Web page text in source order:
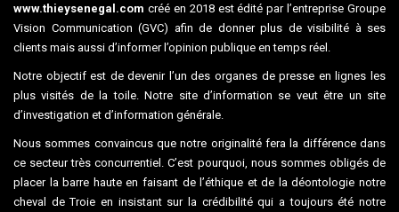
www.thieysenegal.com créé en 2018 est édité par l’entreprise Groupe
Vision Communication (GVC) afin de donner plus de visibilité à ses
clients mais aussi d’informer l’opinion publique en temps réel.
Notre objectif est de devenir l’un des organes de presse en lignes les
plus visités de la toile. Notre site d’information se veut être un site
d’investigation et d’information générale.
Nous sommes convaincus que notre originalité fera la différence dans
ce secteur très concurrentiel. C’est pourquoi, nous sommes obligés de
placer la barre haute en faisant de l’éthique et de la déontologie notre
cheval de Troie en insistant sur la crédibilité qui a toujours été notre